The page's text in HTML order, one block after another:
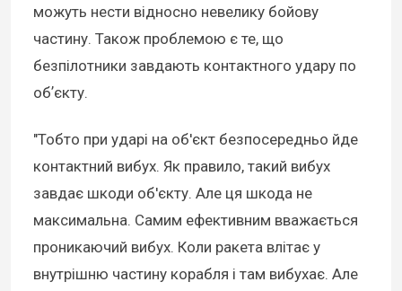
можуть нести відносно невелику бойову
частину. Також проблемою є те, що
безпілотники завдають контактного удару по
обʼєкту.
"Тобто при ударі на об'єкт безпосередньо йде
контактний вибух. Як правило, такий вибух
завдає шкоди об'єкту. Але ця шкода не
максимальна. Самим ефективним вважається
проникаючий вибух. Коли ракета влітає у
внутрішню частину корабля і там вибухає. Але